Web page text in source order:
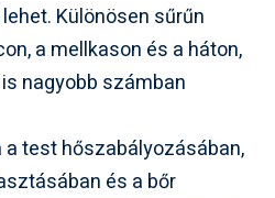
Különösen sűrűn
a mellkason és a háton,
nagyobb számban
test hőszabályozásában,
és a bőr